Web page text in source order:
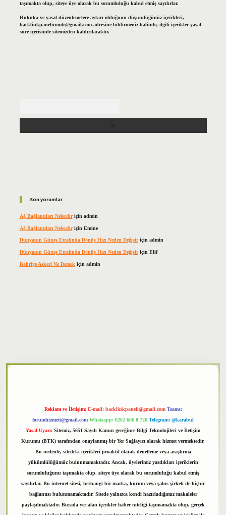
taşımakta olup, siteye üye olarak bu sorumluluğu kabul etmiş sayılırlar.
Hukuka ve yasal düzenlemelere aykırı olduğunu düşündüğünüz içerikleri,
backlinkpanelicomtr@gmail.comadresine bildirmeniz halinde, ilgili içerikler yasal
süre içerisinde sitemizden kaldırılacaktır.
Son yorumlar
Ağ Bağlantıları Nelerdiriçin admin
Ağ Bağlantıları Nelerdiriçin Emine
Dünyanın Güneş Etrafında Dönüş Hızı Neden Değişiriçin admin
Dünyanın Güneş Etrafında Dönüş Hızı Neden Değişiriçin Elif
Bahriye Askeri Ne Demek için admin
Reklam ve İletişim: E-mail: backlinkpaneli@gmail.com Teams:
forumhizmeti@gmail.com Whatsapp: 0262 606 0 726 Telegram: @karabul
Yasal Uyarı: Sitemiz, 5651 Sayılı Kanun gereğince Bilgi Teknolojileri ve İletişim
Kurumu (BTK) tarafından onaylanmış bir Yer Sağlayıcı olarak hizmet vermektedir.
Bu nedenle, sitedeki içerikleri proaktif olarak denetleme veya araştırma
yükümlülüğümüz bulunmamaktadır. Ancak, üyelerimiz yazdıkları içeriklerin
sorumluluğunu taşımakta olup, siteye üye olarak bu sorumluluğu kabul etmiş
sayılırlar. Bu internet sitesi, herhangi bir marka, kurum veya şahıs şirketi ile hiçbir
bağlantısı bulunmamaktadır. Sitede yalnızca kendi hazırladığımız makaleler
paylaşılmaktadır. Burada yer alan içerikler haber niteliği taşımamakta olup, gerçek